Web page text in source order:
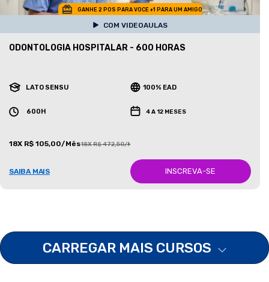
GANHE 2 POS PARA VOCE +1 PARA UM AMIGO
COM VIDEOAULAS
ODONTOLOGIA HOSPITALAR - 600 HORAS
LATO SENSU 100% EAD
600H 4 A 12 MESES
18X R$ 105,00/Mês18X R$ 472,50/Mês
SAIBA MAIS INSCREVA-SE
CARREGAR MAIS CURSOS